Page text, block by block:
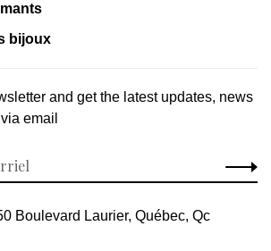
bijoux
and get the latest updates, news
email
Boulevard Laurier, Québec, Qc